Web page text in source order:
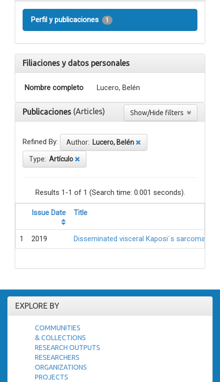
Perfil y publicaciones 1
Filiaciones y datos personales
Nombre completo Lucero, Belén
Publicaciones (Articles)
Refined By: Author: Lucero, Belén
Type: Artículo
Results 1-1 of 1 (Search time: 0.001 seconds).
Issue Date Title
1 2019 Disseminated visceral Kaposi´s sarcoma in
EXPLORE BY
COMMUNITIES
& COLLECTIONS
RESEARCH OUTPUTS
RESEARCHERS
ORGANIZATIONS
PROJECTS